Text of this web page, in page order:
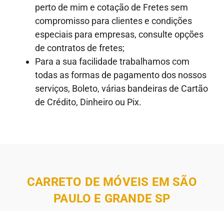
perto de mim e cotação de Fretes sem
compromisso para clientes e condições
especiais para empresas, consulte opções
de contratos de fretes;
Para a sua facilidade trabalhamos com
todas as formas de pagamento dos nossos
serviços, Boleto, várias bandeiras de Cartão
de Crédito, Dinheiro ou Pix.
CARRETO DE MÓVEIS EM SÃO
PAULO E GRANDE SP